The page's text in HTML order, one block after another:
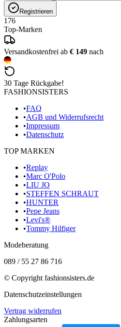
Registrieren
176
Top-Marken
Versandkostenfrei ab € 149 nach
30 Tage Rückgabe!
FASHIONSISTERS
•FAQ
•AGB und Widerrufsrecht
•Impressum
•Datenschutz
TOP MARKEN
•Replay
•Marc O'Polo
•LIU JO
•STEFFEN SCHRAUT
•HUNTER
•Pepe Jeans
•Levi's®
•Tommy Hilfiger
Modeberatung
089 / 55 27 86 716
© Copyright fashionsisters.de
Datenschutzeinstellungen
Vertrag widerrufen
Zahlungsarten